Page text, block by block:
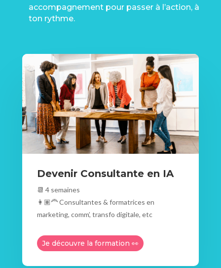
accompagnement pour passer à l’action, à
ton rythme.
Devenir Consultante en IA
📆 4 semaines
👩🏽‍🦰 Consultantes & formatrices en
marketing, comm’, transfo digitale, etc
Je découvre la formation 👀